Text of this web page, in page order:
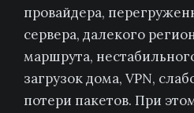
провайдера,
сервера, далекого
маршрута,
загрузок дома, VPN,
потери пакетов. При